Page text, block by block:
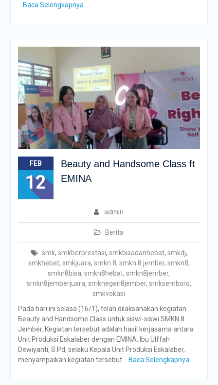
Baca Selengkapnya
FEB
12
Beauty and Handsome Class ft
EMINA
admin
Berita
smk, smkberprestasi, smkbisadanhebat, smkdj,
smkhebat, smkjuara, smkn 8, smkn 8 jember, smkn8,
smkn8bisa,smkn8hebat,smkn8jember,
smkn8jemberjuara, smknegeri8jember, smksemboro,
smkvokasi
Pada hari ini selasa (16/1), telah dilaksanakan kegiatan
Beauty and Handsome Class untuk siswi-siswi SMKN 8
Jember. Kegiatan tersebut adalah hasil kerjasama antara
Unit Produksi Eskalaber dengan EMINA. Ibu Ulffah
Dewiyanti, S.Pd, selaku Kepala Unit Produksi Eskalaber,
menyampaikan kegiatan tersebut
Baca Selengkapnya